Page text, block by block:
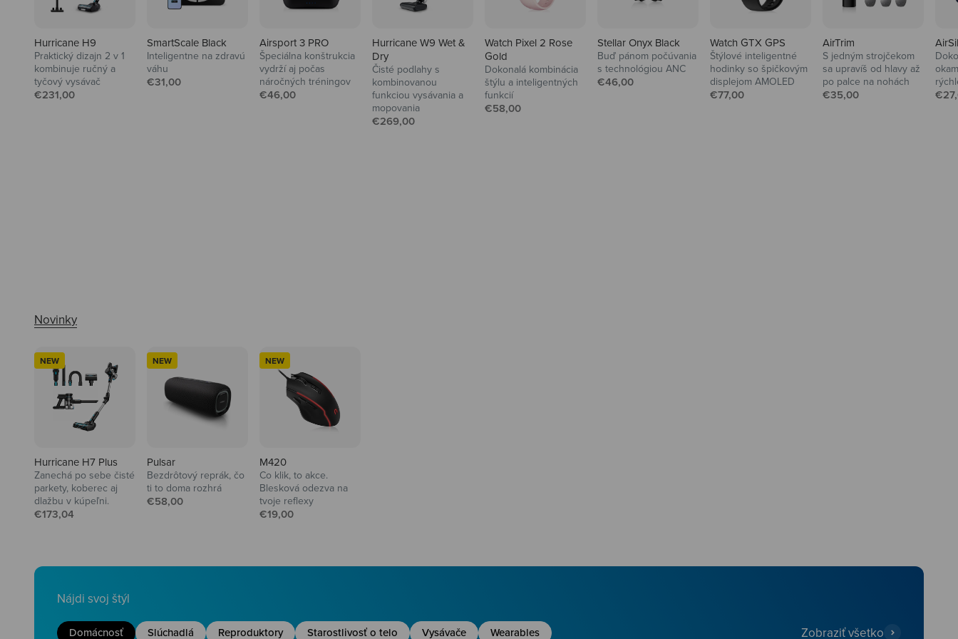
Hurricane H9
Praktický dizajn 2 v 1
kombinuje ručný a
tyčový vysávač
Predajná cena
€231,00
SmartScale Black
Inteligentne na zdravú
váhu
Predajná cena
€31,00
Airsport 3 PRO
Špeciálna konštrukcia
vydrží aj počas
náročných tréningov
Predajná cena
€46,00
Hurricane W9 Wet &
Dry
Čisté podlahy s
kombinovanou
funkciou vysávania a
mopovania
Predajná cena
€269,00
Watch Pixel 2 Rose
Gold
Dokonalá kombinácia
štýlu a inteligentných
funkcií
Predajná cena
€58,00
Stellar Onyx Black
Buď pánom počúvania
s technológiou ANC
Predajná cena
€46,00
Watch GTX GPS
Štýlové inteligentné
hodinky so špičkovým
displejom AMOLED
Predajná cena
€77,00
AirTrim
S jedným strojčekom
sa upravíš od hlavy až
po palce na nohách
Predajná cena
€35,00
NEW
Hurricane H7 Plus
Zanechá po sebe čisté
parkety, koberec aj
dlažbu v kúpeľni.
Predajná cena
€173,04
NEW
Pulsar
Bezdrôtový reprák, čo
ti to doma rozhrá
Predajná cena
€58,00
NEW
M420
Co klik, to akce.
Blesková odezva na
tvoje reflexy
Predajná cena
€19,00
Nájdi svoj štýl
Domácnosť Slúchadlá Reproduktory Starostlivosť o telo Vysávače Wearables Zobraziť všetko